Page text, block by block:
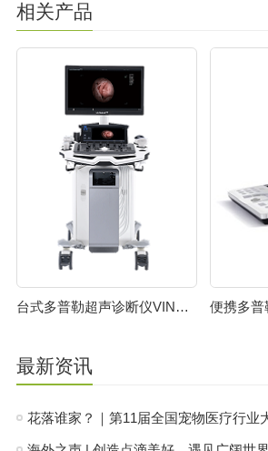
相关产品
台式多普勒超声诊断仪VINNO ULTIMUS 9V
最新资讯